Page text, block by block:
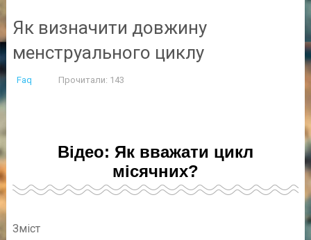
Як визначити довжину
менструального циклу
Faq Прочитали: 143
Відео: Як вважати цикл
місячних?
Зміст